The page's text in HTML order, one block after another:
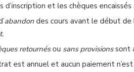
d’inscription et les chèques encaissés
abandon des cours avant le début de
retournésou sans provisionssont
est annuel et aucun paiement